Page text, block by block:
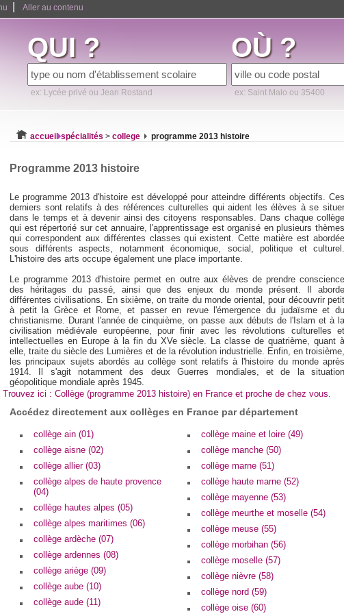
Aller au contenu
QUI ?
ex: Lycée privé ou Jean Rostand
OÙ ?
ex: Saint Malo ou 35400
accueil spécialités > college programme 2013 histoire
Programme 2013 histoire
Le programme 2013 d'histoire est développé pour atteindre différents objectifs. Ces
derniers sont relatifs à des références culturelles qui aident les élèves à se situer
dans le temps et à devenir ainsi des citoyens responsables. Dans chaque collège
qui est répertorié sur cet annuaire, l'apprentissage est organisé en plusieurs thèmes
qui correspondent aux différentes classes qui existent. Cette matière est abordée
sous différents aspects, notamment économique, social, politique et culturel.
L'histoire des arts occupe également une place importante.
Le programme 2013 d'histoire permet en outre aux élèves de prendre conscience
des héritages du passé, ainsi que des enjeux du monde présent. Il aborde
différentes civilisations. En sixième, on traite du monde oriental, pour découvrir petit
à petit la Grèce et Rome, et passer en revue l'émergence du judaïsme et du
christianisme. Durant l'année de cinquième, on passe aux débuts de l'Islam et à la
civilisation médiévale européenne, pour finir avec les révolutions culturelles et
intellectuelles en Europe à la fin du XVe siècle. La classe de quatrième, quant à
elle, traite du siècle des Lumières et de la révolution industrielle. Enfin, en troisième,
les principaux sujets abordés au collège sont relatifs à l'histoire du monde après
1914. Il s'agit notamment des deux Guerres mondiales, et de la situation
géopolitique mondiale après 1945.
Trouvez ici : Collège (programme 2013 histoire) en France et proche de chez vous.
Accédez directement aux collèges en France par département
collège ain (01)
collège aisne (02)
collège allier (03)
collège alpes de haute provence
(04)
collège hautes alpes (05)
collège alpes maritimes (06)
collège ardèche (07)
collège ardennes (08)
collège ariège (09)
collège aube (10)
collège aude (11)
collège maine et loire (49)
collège manche (50)
collège marne (51)
collège haute marne (52)
collège mayenne (53)
collège meurthe et moselle (54)
collège meuse (55)
collège morbihan (56)
collège moselle (57)
collège nièvre (58)
collège nord (59)
collège oise (60)